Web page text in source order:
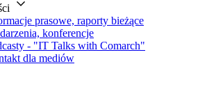
prasowe, raporty bieżące
konferencje
- "IT Talks with Comarch"
dla mediów